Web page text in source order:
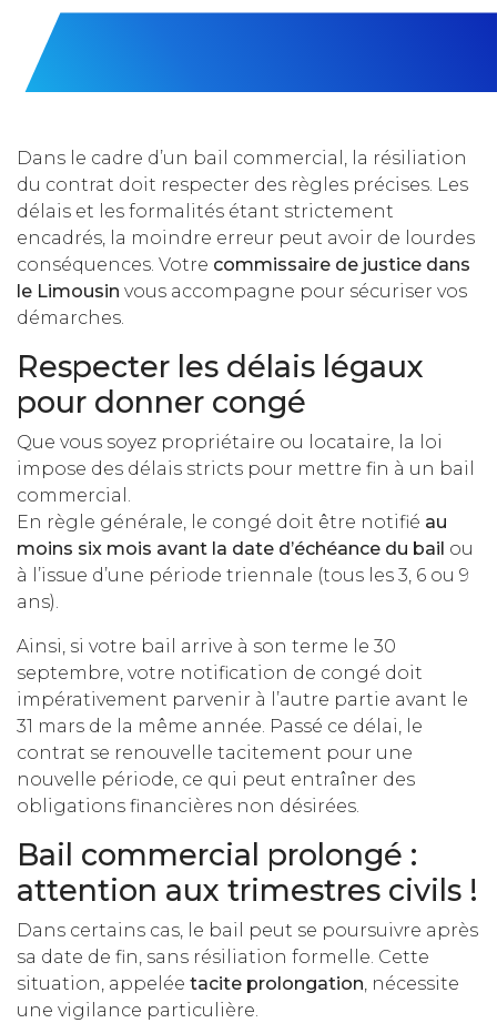
Dans le cadre d’un bail commercial, la résiliation
du contrat doit respecter des règles précises. Les
délais et les formalités étant strictement
encadrés, la moindre erreur peut avoir de lourdes
conséquences. Votre commissaire de justice dans
le Limousin vous accompagne pour sécuriser vos
démarches.
Respecter les délais légaux
pour donner congé
Que vous soyez propriétaire ou locataire, la loi
impose des délais stricts pour mettre fin à un bail
commercial.
En règle générale, le congé doit être notifié au
moins six mois avant la date d’échéance du bail ou
à l’issue d’une période triennale (tous les 3, 6 ou 9
ans).
Ainsi, si votre bail arrive à son terme le 30
septembre, votre notification de congé doit
impérativement parvenir à l’autre partie avant le
31 mars de la même année. Passé ce délai, le
contrat se renouvelle tacitement pour une
nouvelle période, ce qui peut entraîner des
obligations financières non désirées.
Bail commercial prolongé :
attention aux trimestres civils !
Dans certains cas, le bail peut se poursuivre après
sa date de fin, sans résiliation formelle. Cette
situation, appelée tacite prolongation, nécessite
une vigilance particulière.